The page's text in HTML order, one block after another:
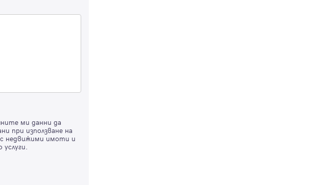
ми данни да
при използване на
недвижими имоти и
услуги.